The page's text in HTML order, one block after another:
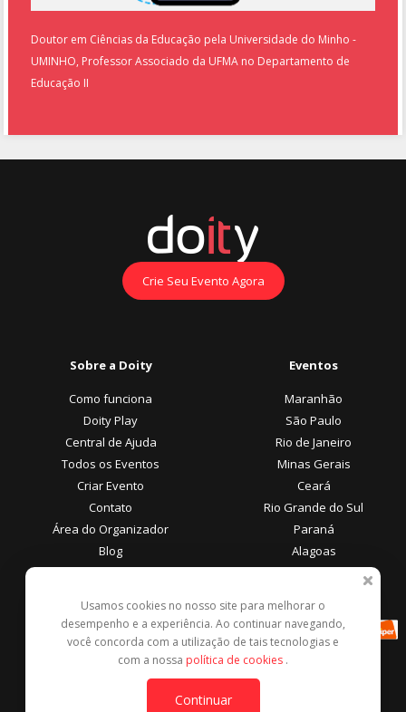
Doutor em Ciências da Educação pela Universidade do Minho -
UMINHO, Professor Associado da UFMA no Departamento de
Educação II
Crie Seu Evento Agora
Sobre a Doity
Como funciona
Doity Play
Central de Ajuda
Todos os Eventos
Criar Evento
Contato
Área do Organizador
Blog
Eventos
Maranhão
São Paulo
Rio de Janeiro
Minas Gerais
Ceará
Rio Grande do Sul
Paraná
Alagoas
Área do Participante
Central de Ajuda
Denunciar este evento
Formas de Pagamento
Usamos cookies no nosso site para melhorar o
desempenho e a experiência. Ao continuar navegando,
você concorda com a utilização de tais tecnologias e
com a nossa política de cookies .
Continuar